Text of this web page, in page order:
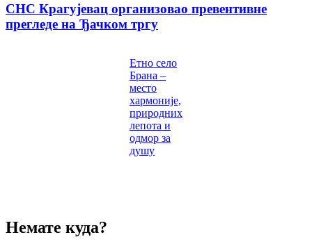
СНС Крагујевац организовао превентивне
прегледе на Ђачком тргу
Етно село
Брана –
место
хармоније,
природних
лепота и
одмор за
душу
Немате куда?